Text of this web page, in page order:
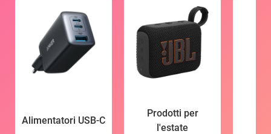
Alimentatori USB-C
Prodotti per
l'estate